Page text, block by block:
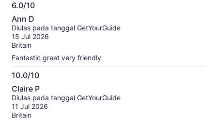
6.0/10
6.0
dari
10
Ann D
Diulas pada tanggal GetYourGuide
15 Jul 2026
Britain
Fantastic great very friendly
10.0/10
10.0
dari
10
Claire P
Diulas pada tanggal GetYourGuide
11 Jul 2026
Britain